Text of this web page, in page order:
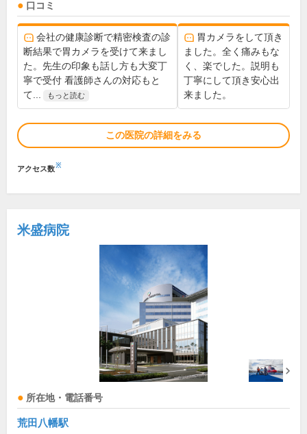
口コミ
会社の健康診断で精密検査の診
断結果で胃カメラを受けて来まし
た。先生の印象も話し方も大変丁
寧で受付 看護師さんの対応もと
て...
もっと読む
胃カメラをして頂き
ました。全く痛みもな
く、楽でした。説明も
丁寧にして頂き安心出
来ました。
この医院の詳細をみる
アクセス数※
米盛病院
所在地・電話番号
荒田八幡駅